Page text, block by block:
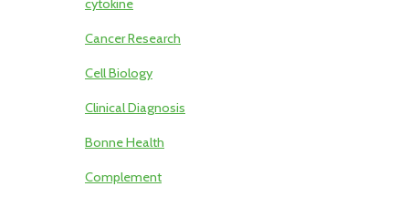
cytokine
Cancer Research
Cell Biology
Clinical Diagnosis
Bonne Health
Complement